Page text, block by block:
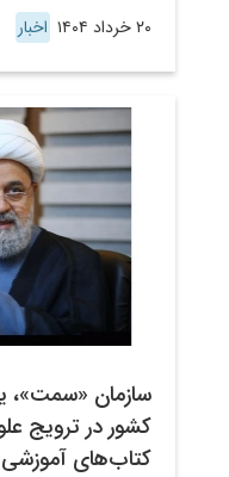
۲۰ خرداد ۱۴۰۴ اخبار
سازمان «سمت»،
کشور در ترویج
کتاب‌های آموزشی